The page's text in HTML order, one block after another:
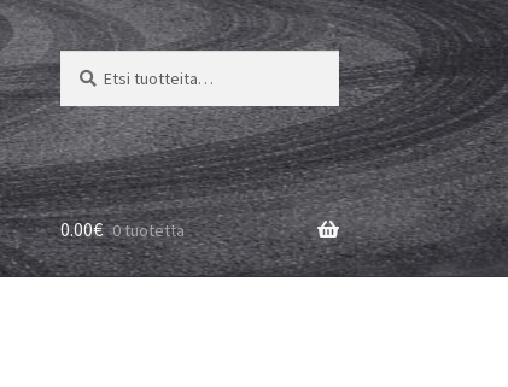
Etsi:
Haku
0.00€ 0 tuotetta